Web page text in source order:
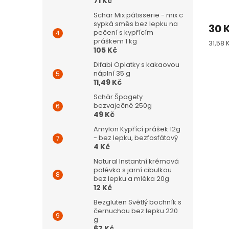
Schär Mix pâtisserie - mix c
sypká směs bez lepku na
pečení s kypřícím
práškem 1 kg
105 Kč
Difabi Oplatky s kakaovou
náplní 35 g
11,49 Kč
Schär Špagety
bezvaječné 250g
49 Kč
Amylon Kypřící prášek 12g
- bez lepku, bezfosfátový
4 Kč
Natural Instantní krémová
polévka s jarní cibulkou
bez lepku a mléka 20g
12 Kč
Bezgluten Světlý bochník s
černuchou bez lepku 220
g
30
Měrná
31,58